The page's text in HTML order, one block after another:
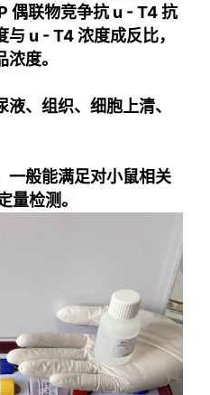
偶联物竞争抗 u - T4 抗
u - T4 浓度成反比，
度。
、组织、细胞上清、
一般能满足对小鼠相关
量检测。